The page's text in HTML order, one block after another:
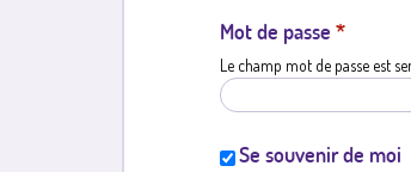
Mot de passe *
Le champ mot de passe est
Se souvenir de moi